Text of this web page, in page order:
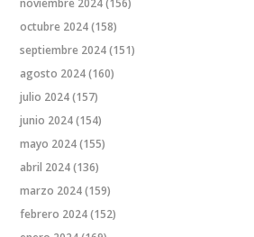
octubre 2024(158)
septiembre 2024(151)
agosto 2024(160)
julio 2024(157)
junio 2024(154)
mayo 2024(155)
abril 2024(136)
marzo 2024(159)
febrero 2024(152)